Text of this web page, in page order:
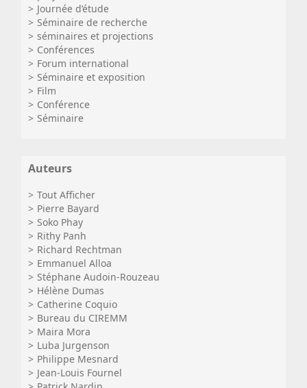
Journée d’étude
Séminaire de recherche
séminaires et projections
Conférences
Forum international
Séminaire et exposition
Film
Conférence
Séminaire
Auteurs
Tout Afficher
Pierre Bayard
Soko Phay
Rithy Panh
Richard Rechtman
Emmanuel Alloa
Stéphane Audoin-Rouzeau
Hélène Dumas
Catherine Coquio
Bureau du CIREMM
Maira Mora
Luba Jurgenson
Philippe Mesnard
Jean-Louis Fournel